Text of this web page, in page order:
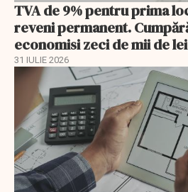
TVA de 9% pentru prima
reveni permanent.
economisi zeci de mii de lei
31 IULIE 2026